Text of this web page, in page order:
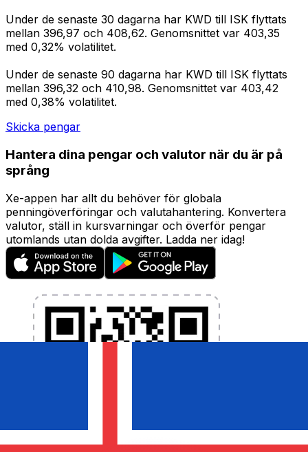
Under de senaste 30 dagarna har KWD till ISK flyttats
mellan 396,97 och 408,62. Genomsnittet var 403,35
med 0,32% volatilitet.
Under de senaste 90 dagarna har KWD till ISK flyttats
mellan 396,32 och 410,98. Genomsnittet var 403,42
med 0,38% volatilitet.
Skicka pengar
Hantera dina pengar och valutor när du är på
språng
Xe-appen har allt du behöver för globala
penningöverföringar och valutahantering. Konvertera
valutor, ställ in kursvarningar och överför pengar
utomlands utan dolda avgifter. Ladda ner idag!